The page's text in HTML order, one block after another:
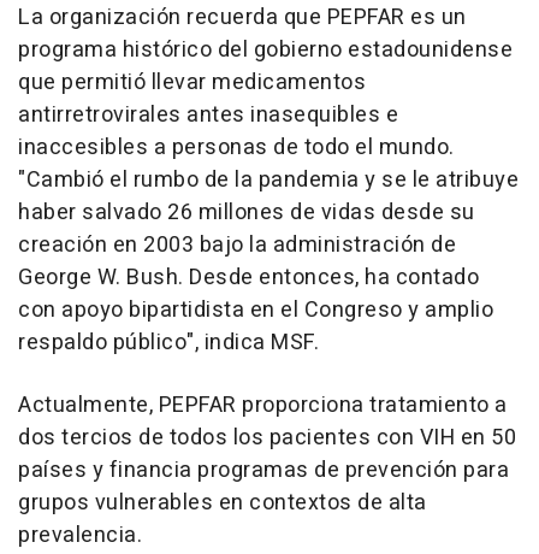
La organización recuerda que PEPFAR es un
programa histórico del gobierno estadounidense
que permitió llevar medicamentos
antirretrovirales antes inasequibles e
inaccesibles a personas de todo el mundo.
"Cambió el rumbo de la pandemia y se le atribuye
haber salvado 26 millones de vidas desde su
creación en 2003 bajo la administración de
George W. Bush. Desde entonces, ha contado
con apoyo bipartidista en el Congreso y amplio
respaldo público", indica MSF.
Actualmente, PEPFAR proporciona tratamiento a
dos tercios de todos los pacientes con VIH en 50
países y financia programas de prevención para
grupos vulnerables en contextos de alta
prevalencia.